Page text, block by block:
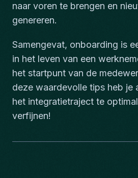
naar voren te brengen en
genereren.
Samengevat, onboarding is
in het leven van een
het startpunt van de
deze waardevolle tips heb je
het integratietraject te
verfijnen!